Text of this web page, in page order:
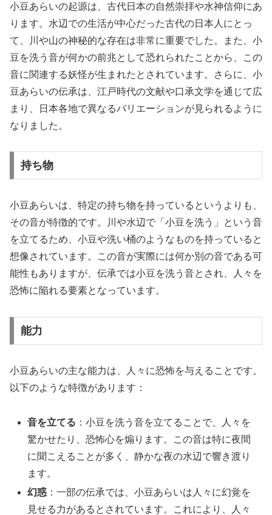
小豆あらいの起源は、古代日本の自然崇拝や水神信仰にあ
ります。水辺での生活が中心だった古代の日本人にとっ
て、川や山の神秘的な存在は非常に重要でした。また、小
豆を洗う音が何かの前兆として恐れられたことから、この
音に関連する妖怪が生まれたとされています。さらに、小
豆あらいの伝承は、江戸時代の文献や口承文学を通じて広
まり、日本各地で異なるバリエーションが見られるように
なりました。
持ち物
小豆あらいは、特定の持ち物を持っているというよりも、
その音が特徴的です。川や水辺で「小豆を洗う」という音
を立てるため、小豆や洗い桶のようなものを持っていると
想像されています。この音が実際には何か別の音である可
能性もありますが、伝承では小豆を洗う音とされ、人々を
恐怖に陥れる要素となっています。
能力
小豆あらいの主な能力は、人々に恐怖を与えることです。
以下のような特徴があります：
音を立てる ：小豆を洗う音を立てることで、人々を
驚かせたり、恐怖心を煽ります。この音は特に夜間
に聞こえることが多く、静かな夜の水辺で響き渡り
ます。
幻惑 ：一部の伝承では、小豆あらいは人々に幻覚を
見せる力があるとされています。これにより、人々